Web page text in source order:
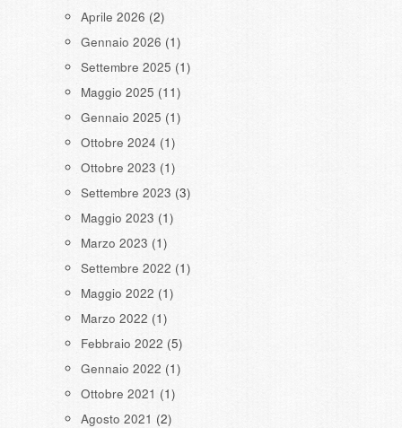
Aprile 2026 (2)
Gennaio 2026 (1)
Settembre 2025 (1)
Maggio 2025 (11)
Gennaio 2025 (1)
Ottobre 2024 (1)
Ottobre 2023 (1)
Settembre 2023 (3)
Maggio 2023 (1)
Marzo 2023 (1)
Settembre 2022 (1)
Maggio 2022 (1)
Marzo 2022 (1)
Febbraio 2022 (5)
Gennaio 2022 (1)
Ottobre 2021 (1)
Agosto 2021 (2)